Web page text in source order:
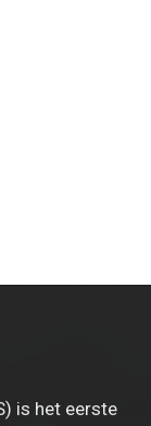
is het eerste